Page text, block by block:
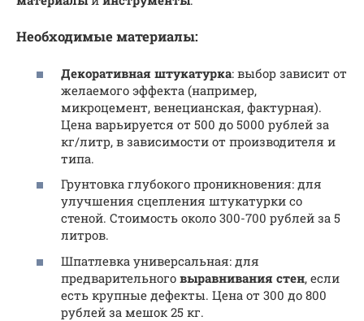
Необходимые материалы:
Декоративная штукатурка: выбор зависит от
желаемого эффекта (например,
микроцемент, венецианская, фактурная).
Цена варьируется от 500 до 5000 рублей за
кг/литр, в зависимости от производителя и
типа.
Грунтовка глубокого проникновения: для
улучшения сцепления штукатурки со
стеной. Стоимость около 300-700 рублей за 5
литров.
Шпатлевка универсальная: для
предварительного выравнивания стен, если
есть крупные дефекты. Цена от 300 до 800
рублей за мешок 25 кг.